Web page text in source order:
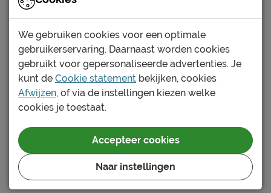
Verschillende soorten dekbedovertrekken:
We gebruiken cookies voor een optimale
gebruikerservaring. Daarnaast worden cookies
gebruikt voor gepersonaliseerde advertenties. Je
kunt de Cookie statement bekijken, cookies
Afwijzen, of via de instellingen kiezen welke
cookies je toestaat.
Naar instellingen
Accepteer cookies